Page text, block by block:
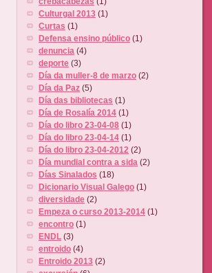
Culturgal 2013 (1)
Curtas (1)
Defensa ensino público (1)
denuncia (4)
deporte (3)
Día da muller-8 de marzo (2)
Día da Paz (5)
Día das bibliotecas (1)
Día de Rosalía 2014 (1)
Día do libro 23-04-08 (1)
Día do libro 23-04-14 (1)
Día do libro 23-04-2012 (2)
Día mundial contra a sida (2)
Días Sinalados (18)
Dicionario Visual Galego (1)
diversidade (2)
Empeza o curso 2013-2014 (1)
encontro (1)
ENDL (3)
entroido (4)
Entroido 2013 (2)